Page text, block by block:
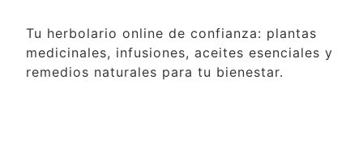
Tu herbolario online de confianza: plantas
medicinales, infusiones, aceites esenciales y
remedios naturales para tu bienestar.